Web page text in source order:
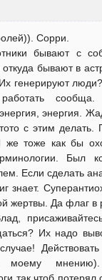
Сорри.
бывают с
откуда бывают в
генерируют
сообща.
энергия.
с этим делать.
тоже как бы
Был
Если сделать
знает.
жертвы. Да флаг в
Их надо
моему